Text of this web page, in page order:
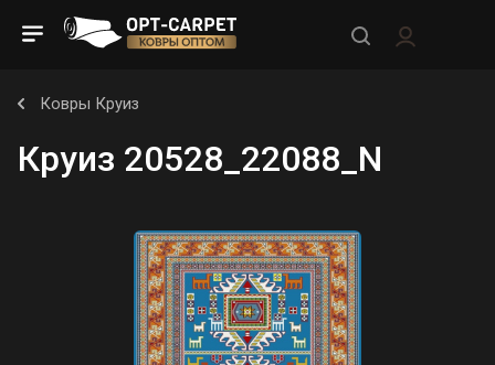
Ковры Круиз
Круиз 20528_22088_N